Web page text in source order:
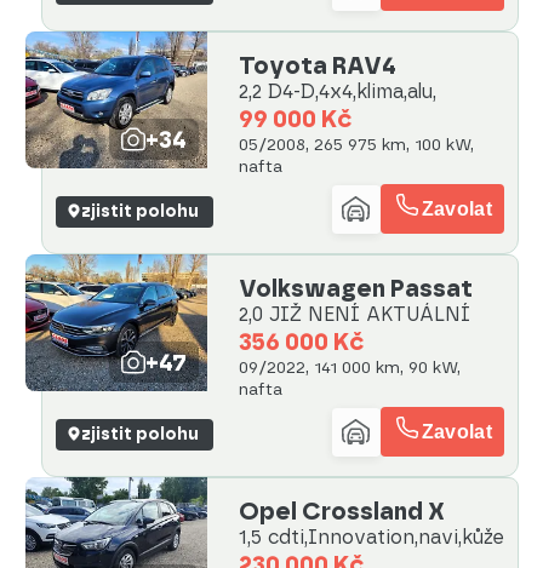
+34
Toyota RAV4
2,2 D4-D,4x4,klima,alu,
99 000 Kč
05/2008, 265 975 km, 100 kW,
nafta
zjistit polohu Zavolat
+47
Volkswagen Passat
2,0 JIŽ NENÍ AKTUÁLNÍ
356 000 Kč
09/2022, 141 000 km, 90 kW,
nafta
zjistit polohu Zavolat
Opel Crossland X
1,5 cdti,Innovation,navi,kůže